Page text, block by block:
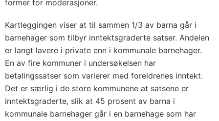
former for moderasjoner.
Kartleggingen viser at til sammen 1/3 av barna går i
barnehager som tilbyr inntektsgraderte satser. Andelen
er langt lavere i private enn i kommunale barnehager.
En av fire kommuner i undersøkelsen har
betalingssatser som varierer med foreldrenes inntekt.
Det er særlig i de store kommunene at satsene er
inntektsgraderte, slik at 45 prosent av barna i
kommunale barnehager går i en barnehage som har